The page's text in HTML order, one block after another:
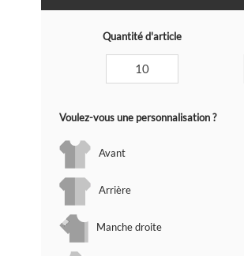
Quantité d'article
Voulez-vous une personnalisation ?
Avant
Arrière
Manche droite